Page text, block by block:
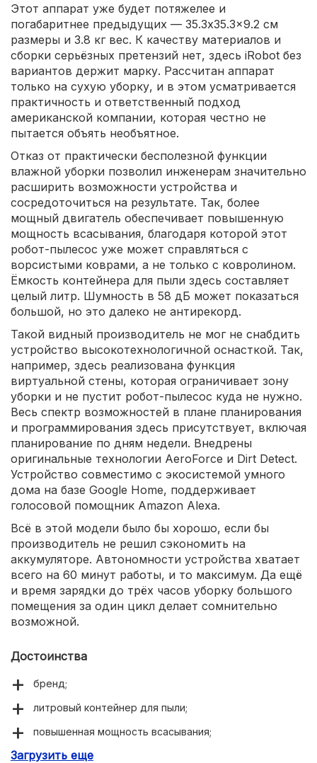
Этот аппарат уже будет потяжелее и
погабаритнее предыдущих — 35.3x35.3x9.2 см
размеры и 3.8 кг вес. К качеству материалов и
сборки серьёзных претензий нет, здесь iRobot без
вариантов держит марку. Рассчитан аппарат
только на сухую уборку, и в этом усматривается
практичность и ответственный подход
американской компании, которая честно не
пытается объять необъятное.
Отказ от практически бесполезной функции
влажной уборки позволил инженерам значительно
расширить возможности устройства и
сосредоточиться на результате. Так, более
мощный двигатель обеспечивает повышенную
мощность всасывания, благодаря которой этот
робот-пылесос уже может справляться с
ворсистыми коврами, а не только с ковролином.
Ёмкость контейнера для пыли здесь составляет
целый литр. Шумность в 58 дБ может показаться
большой, но это далеко не антирекорд.
Такой видный производитель не мог не снабдить
устройство высокотехнологичной оснасткой. Так,
например, здесь реализована функция
виртуальной стены, которая ограничивает зону
уборки и не пустит робот-пылесос куда не нужно.
Весь спектр возможностей в плане планирования
и программирования здесь присутствует, включая
планирование по дням недели. Внедрены
оригинальные технологии AeroForce и Dirt Detect.
Устройство совместимо с экосистемой умного
дома на базе Google Home, поддерживает
голосовой помощник Amazon Alexa.
Всё в этой модели было бы хорошо, если бы
производитель не решил сэкономить на
аккумуляторе. Автономности устройства хватает
всего на 60 минут работы, и то максимум. Да ещё
и время зарядки до трёх часов уборку большого
помещения за один цикл делает сомнительно
возможной.
Достоинства
бренд;
литровый контейнер для пыли;
повышенная мощность всасывания;
входит в экосистему Google Home;
Загрузить еще